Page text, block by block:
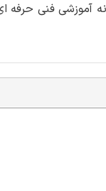
با کد استاندارد ثبت شده